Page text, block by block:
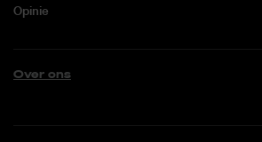
Opinie
Over ons